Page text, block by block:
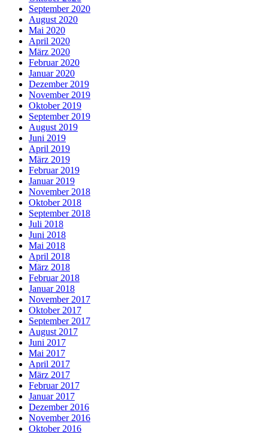
September 2020
August 2020
Mai 2020
April 2020
März 2020
Februar 2020
Januar 2020
Dezember 2019
November 2019
Oktober 2019
September 2019
August 2019
Juni 2019
April 2019
März 2019
Februar 2019
Januar 2019
November 2018
Oktober 2018
September 2018
Juli 2018
Juni 2018
Mai 2018
April 2018
März 2018
Februar 2018
Januar 2018
November 2017
Oktober 2017
September 2017
August 2017
Juni 2017
Mai 2017
April 2017
März 2017
Februar 2017
Januar 2017
Dezember 2016
November 2016
Oktober 2016